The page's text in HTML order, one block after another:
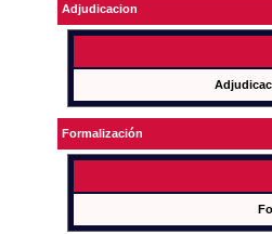
Adjudicacion
Formalización